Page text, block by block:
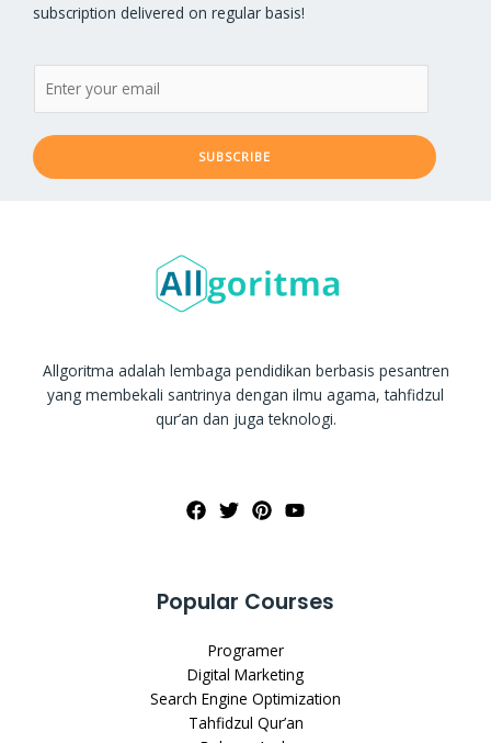
subscription delivered on regular basis!
SUBSCRIBE
Allgoritma adalah lembaga pendidikan berbasis pesantren
yang membekali santrinya dengan ilmu agama, tahfidzul
qur’an dan juga teknologi.
Popular Courses
Programer
Digital Marketing
Search Engine Optimization
Tahfidzul Qur’an